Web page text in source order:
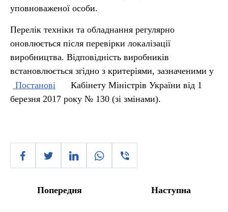
уповноваженої особи.
Перелік техніки та обладнання регулярно
оновлюється після перевірки локалізації
виробництва. Відповідність виробників
встановлюється згідно з критеріями, зазначеними у
Постанові
Кабінету Міністрів України від 1
березня 2017 року № 130 (зі змінами).
Попередня Наступна